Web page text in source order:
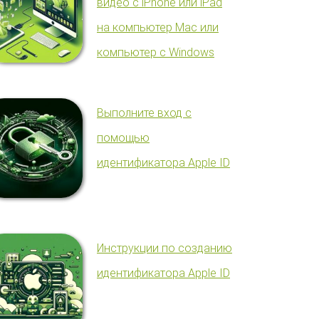
на компьютер Mac или
компьютер с Windows
Выполните вход с
помощью
идентификатора Apple ID
Инструкции по созданию
идентификатора Apple ID